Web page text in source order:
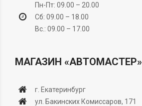
Пн-Пт: 09.00 – 20.00
Сб: 09.00 – 18.00
Вс.: 09.00 – 17.00
МАГАЗИН «АВТОМАСТЕР»
г. Екатеринбург
ул. Бакинских Комиссаров, 171